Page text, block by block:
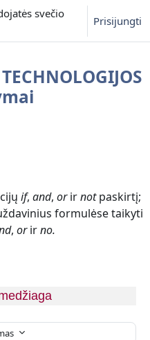
svečio
Prisijungti
if, and, orirnotpaskirtį;
formulėse taikyti
, orirno.